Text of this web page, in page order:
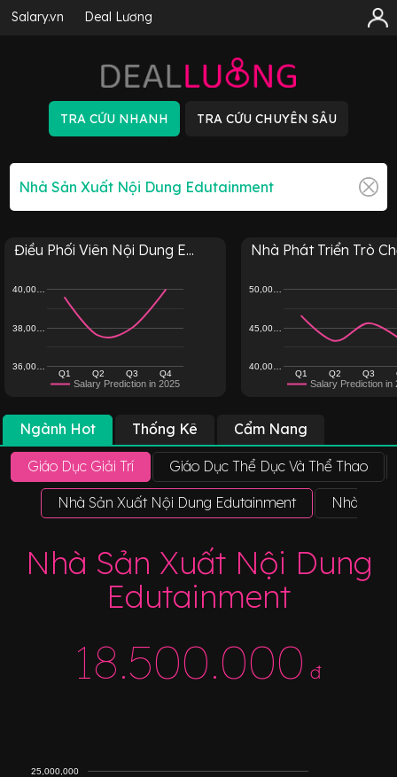
Salary.vn Deal Lương
Điều Phối Viên Nội Dung E...
Salary Prediction in 2025
Q1 Q2 Q3 Q4
36,00…
38,00…
40,00…
Nhà Phát Triển Trò
Salary Prediction in
Q1 Q2 Q3
40,00…
45,00…
50,00…
Ngành Hot Thống Kê Cẩm Nang
Giáo Dục Giải Trí Giáo Dục Thể Dục Và Thể Thao
Nhà Sản Xuất Nội Dung Edutainment Nhà Phát
Nhà Sản Xuất Nội Dung
Edutainment
18.500.000 đ
25,000,000